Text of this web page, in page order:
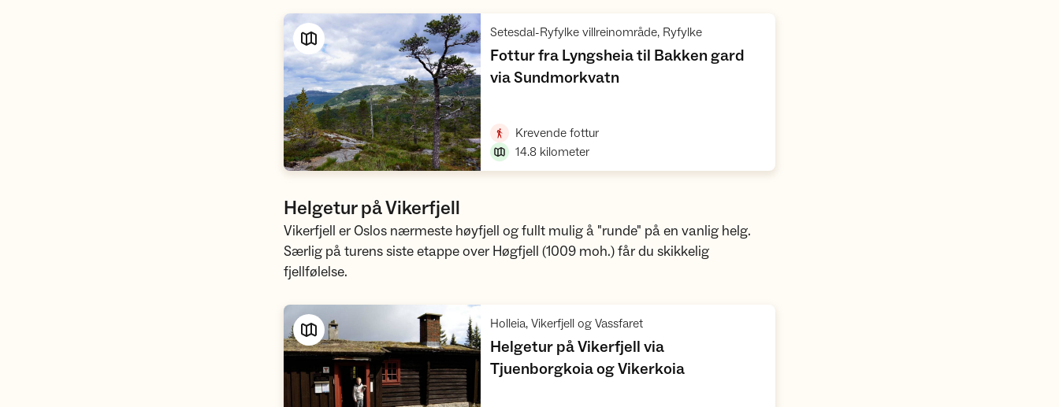
Setesdal-Ryfylke villreinområde, Ryfylke,
Fottur fra Lyngsheia til Bakken gard
via Sundmorkvatn,
Krevende fottur,
14.8 kilometer
Helgetur på Vikerfjell
Vikerfjell er Oslos nærmeste høyfjell og fullt mulig å "runde" på en vanlig helg.
Særlig på turens siste etappe over Høgfjell (1009 moh.) får du skikkelig
fjellfølelse.
Holleia, Vikerfjell og Vassfaret,
Helgetur på Vikerfjell via
Tjuenborgkoia og Vikerkoia,